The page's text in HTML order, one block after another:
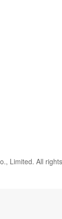
Limited. All